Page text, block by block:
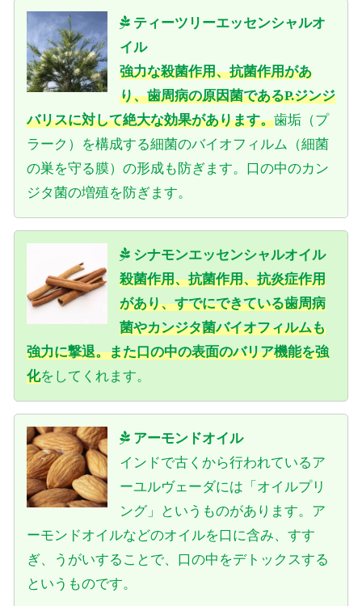
ティーツリーエッセンシャルオ
イル
強力な殺菌作用、抗菌作用があ
り、歯周病の原因菌であるP.ジンジ
バリスに対して絶大な効果があります。歯垢（プ
ラーク）を構成する細菌のバイオフィルム（細菌
の巣を守る膜）の形成も防ぎます。口の中のカン
ジタ菌の増殖を防ぎます。
シナモンエッセンシャルオイル
殺菌作用、抗菌作用、抗炎症作用
があり、すでにできている歯周病
菌やカンジタ菌バイオフィルムも
強力に撃退。また口の中の表面のバリア機能を強
化をしてくれます。
アーモンドオイル
インドで古くから行われているア
ーユルヴェーダには「オイルプリ
ング」というものがあります。ア
ーモンドオイルなどのオイルを口に含み、すす
ぎ、うがいすることで、口の中をデトックスする
というものです。